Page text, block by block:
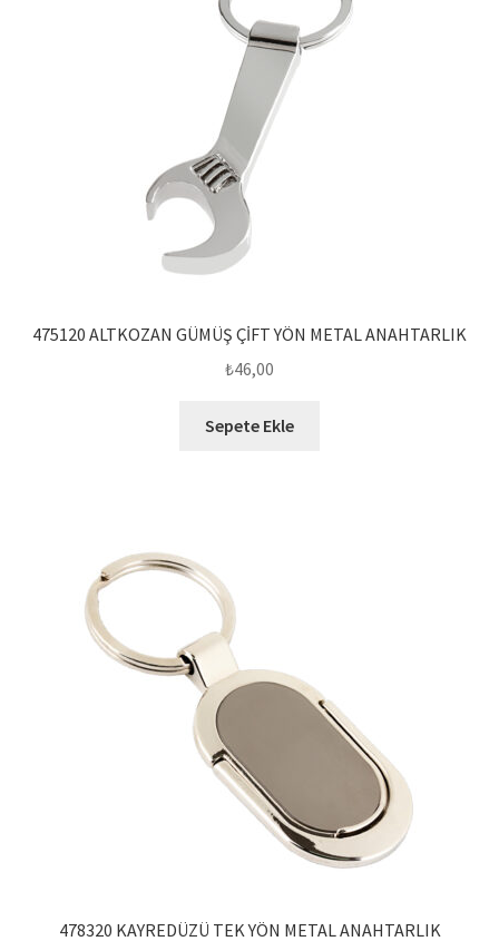
475120 ALTKOZAN GÜMÜŞ ÇİFT YÖN METAL ANAHTARLIK
₺46,00
Sepete Ekle
478320 KAYREDÜZÜ TEK YÖN METAL ANAHTARLIK